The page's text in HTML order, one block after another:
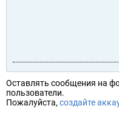
Оставлять сообщения на
пользователи.
Пожалуйста, создайте